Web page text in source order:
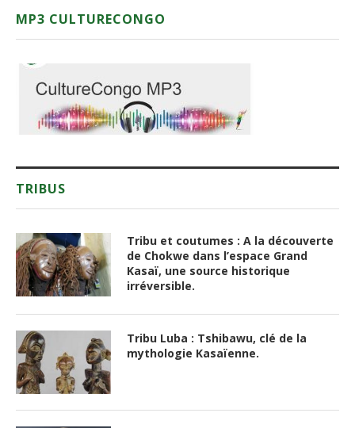
MP3 CULTURECONGO
TRIBUS
Tribu et coutumes : A la découverte
de Chokwe dans l’espace Grand
Kasaï, une source historique
irréversible.
Tribu Luba : Tshibawu, clé de la
mythologie Kasaïenne.